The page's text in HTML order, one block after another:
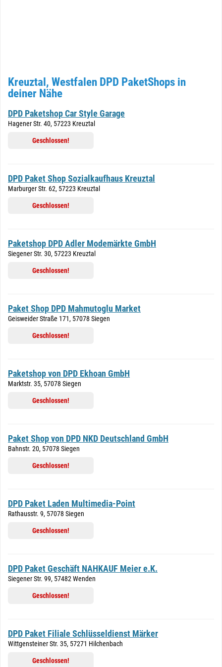
Kreuztal, Westfalen DPD PaketShops in
deiner Nähe
DPD Paketshop Car Style Garage
Hagener Str. 40, 57223 Kreuztal
Geschlossen!
DPD Paket Shop Sozialkaufhaus Kreuztal
Marburger Str. 62, 57223 Kreuztal
Geschlossen!
Paketshop DPD Adler Modemärkte GmbH
Siegener Str. 30, 57223 Kreuztal
Geschlossen!
Paket Shop DPD Mahmutoglu Market
Geisweider Straße 171, 57078 Siegen
Geschlossen!
Paketshop von DPD Ekhoan GmbH
Marktstr. 35, 57078 Siegen
Geschlossen!
Paket Shop von DPD NKD Deutschland GmbH
Bahnstr. 20, 57078 Siegen
Geschlossen!
DPD Paket Laden Multimedia-Point
Rathausstr. 9, 57078 Siegen
Geschlossen!
DPD Paket Geschäft NAHKAUF Meier e.K.
Siegener Str. 99, 57482 Wenden
Geschlossen!
DPD Paket Filiale Schlüsseldienst Märker
Wittgensteiner Str. 35, 57271 Hilchenbach
Geschlossen!